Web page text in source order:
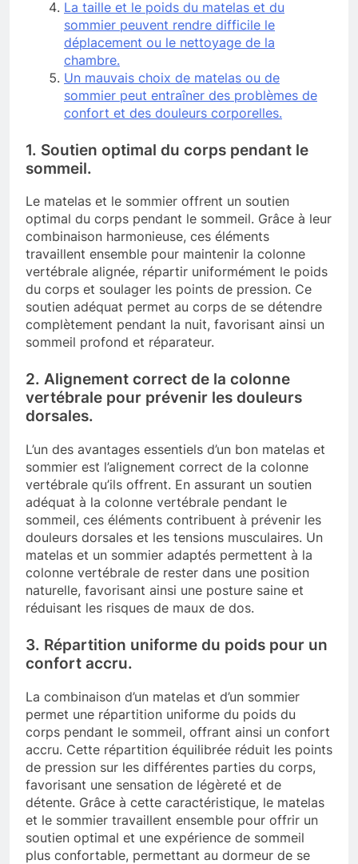
La taille et le poids du matelas et du
sommier peuvent rendre difficile le
déplacement ou le nettoyage de la
chambre.
Un mauvais choix de matelas ou de
sommier peut entraîner des problèmes de
confort et des douleurs corporelles.
1. Soutien optimal du corps pendant le
sommeil.
Le matelas et le sommier offrent un soutien
optimal du corps pendant le sommeil. Grâce à leur
combinaison harmonieuse, ces éléments
travaillent ensemble pour maintenir la colonne
vertébrale alignée, répartir uniformément le poids
du corps et soulager les points de pression. Ce
soutien adéquat permet au corps de se détendre
complètement pendant la nuit, favorisant ainsi un
sommeil profond et réparateur.
2. Alignement correct de la colonne
vertébrale pour prévenir les douleurs
dorsales.
L’un des avantages essentiels d’un bon matelas et
sommier est l’alignement correct de la colonne
vertébrale qu’ils offrent. En assurant un soutien
adéquat à la colonne vertébrale pendant le
sommeil, ces éléments contribuent à prévenir les
douleurs dorsales et les tensions musculaires. Un
matelas et un sommier adaptés permettent à la
colonne vertébrale de rester dans une position
naturelle, favorisant ainsi une posture saine et
réduisant les risques de maux de dos.
3. Répartition uniforme du poids pour un
confort accru.
La combinaison d’un matelas et d’un sommier
permet une répartition uniforme du poids du
corps pendant le sommeil, offrant ainsi un confort
accru. Cette répartition équilibrée réduit les points
de pression sur les différentes parties du corps,
favorisant une sensation de légèreté et de
détente. Grâce à cette caractéristique, le matelas
et le sommier travaillent ensemble pour offrir un
soutien optimal et une expérience de sommeil
plus confortable, permettant au dormeur de se